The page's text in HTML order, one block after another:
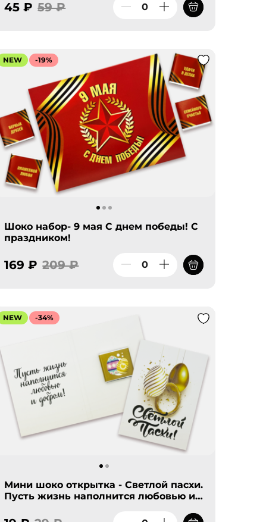
45 ₽ 59 ₽
NEW -19%
Шоко набор- 9 мая С днем победы! С
праздником!
169 ₽ 209 ₽
NEW -34%
Мини шоко открытка - Светлой пасхи.
Пусть жизнь наполнится любовью и